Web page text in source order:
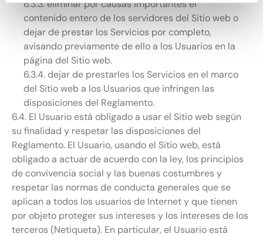
6.3.3. eliminar por causas importantes el
contenido entero de los servidores del Sitio web o
dejar de prestar los Servicios por completo,
avisando previamente de ello a los Usuarios en la
página del Sitio web.
6.3.4. dejar de prestarles los Servicios en el marco
del Sitio web a los Usuarios que infringen las
disposiciones del Reglamento.
6.4. El Usuario está obligado a usar el Sitio web según
su finalidad y respetar las disposiciones del
Reglamento. El Usuario, usando el Sitio web, está
obligado a actuar de acuerdo con la ley, los principios
de convivencia social y las buenas costumbres y
respetar las normas de conducta generales que se
aplican a todos los usuarios de Internet y que tienen
por objeto proteger sus intereses y los intereses de los
terceros (Netiqueta). En particular, el Usuario está